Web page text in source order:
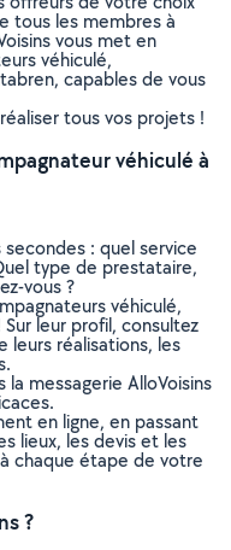
tous les membres à
vous met en
véhiculé,
capables de vous
tous vos projets !
véhiculé à
: quel service
type de prestataire,
vous ?
véhiculé,
leur profil, consultez
leurs réalisations, les
messagerie AlloVoisins
en ligne, en passant
lieux, les devis et les
chaque étape de votre
?